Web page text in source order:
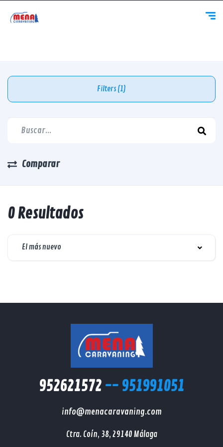
Filters (1)
Comparar
0 Resultados
El más nuevo
952621572 -- 951991051
info@menacaravaning.com
Ctra. Coín, 38, 29140 Málaga